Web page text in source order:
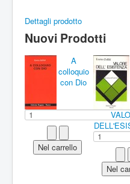
Dettagli prodotto
Nuovi Prodotti
A
colloquio
con Dio